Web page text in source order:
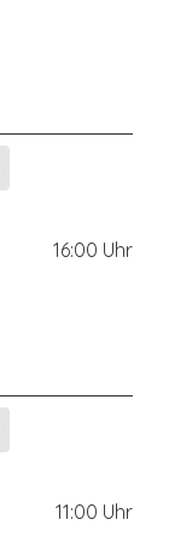
16:00 Uhr
11:00 Uhr